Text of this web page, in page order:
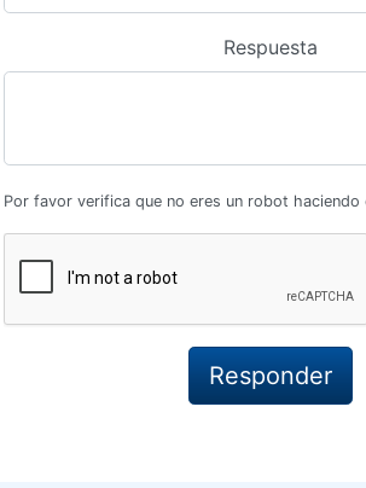
Respuesta
Por favor verifica que no eres un robot haciendo